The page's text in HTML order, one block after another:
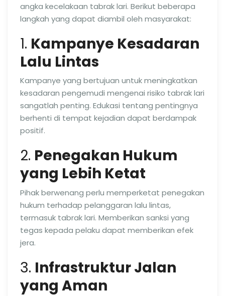
angka kecelakaan tabrak lari. Berikut beberapa
langkah yang dapat diambil oleh masyarakat:
1. Kampanye Kesadaran
Lalu Lintas
Kampanye yang bertujuan untuk meningkatkan
kesadaran pengemudi mengenai risiko tabrak lari
sangatlah penting. Edukasi tentang pentingnya
berhenti di tempat kejadian dapat berdampak
positif.
2. Penegakan Hukum
yang Lebih Ketat
Pihak berwenang perlu memperketat penegakan
hukum terhadap pelanggaran lalu lintas,
termasuk tabrak lari. Memberikan sanksi yang
tegas kepada pelaku dapat memberikan efek
jera.
3. Infrastruktur Jalan
yang Aman